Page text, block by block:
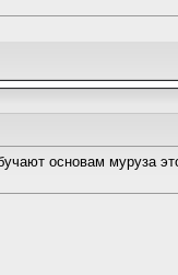
основам муруза